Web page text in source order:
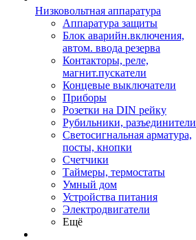
Низковольтная аппаратура
Аппаратура защиты
Блок аварийн.включения,
автом. ввода резерва
Контакторы, реле,
магнит.пускатели
Концевые выключатели
Приборы
Розетки на DIN рейку
Рубильники, разъединители
Светосигнальная арматура,
посты, кнопки
Счетчики
Таймеры, термостаты
Умный дом
Устройства питания
Электродвигатели
Ещё